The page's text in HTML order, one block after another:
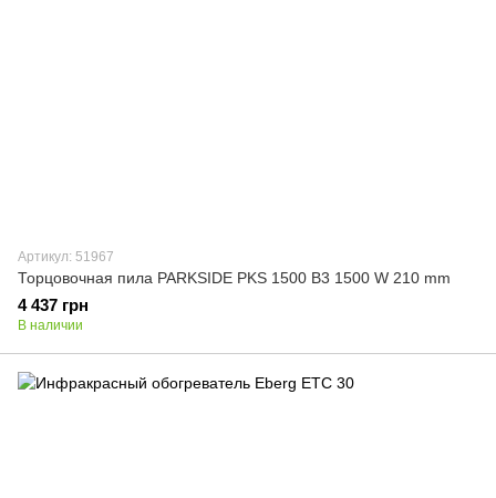
Артикул: 51967
Торцовочная пила PARKSIDE PKS 1500 B3 1500 W 210 mm
4 437 грн
В наличии